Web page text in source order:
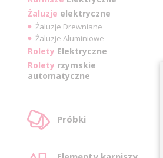
Żaluzje elektryczne
Żaluzje Drewniane
Żaluzje Aluminiowe
Rolety Elektryczne
Rolety rzymskie
automatyczne
Próbki